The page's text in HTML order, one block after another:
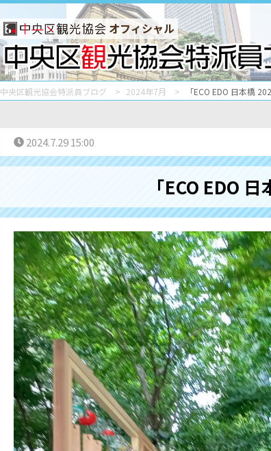
オフィシャル
中央区観光協会特派員ブログ 2024年7月 「ECO EDO 日本橋
2024.7.29 15:00
「ECO EDO 日